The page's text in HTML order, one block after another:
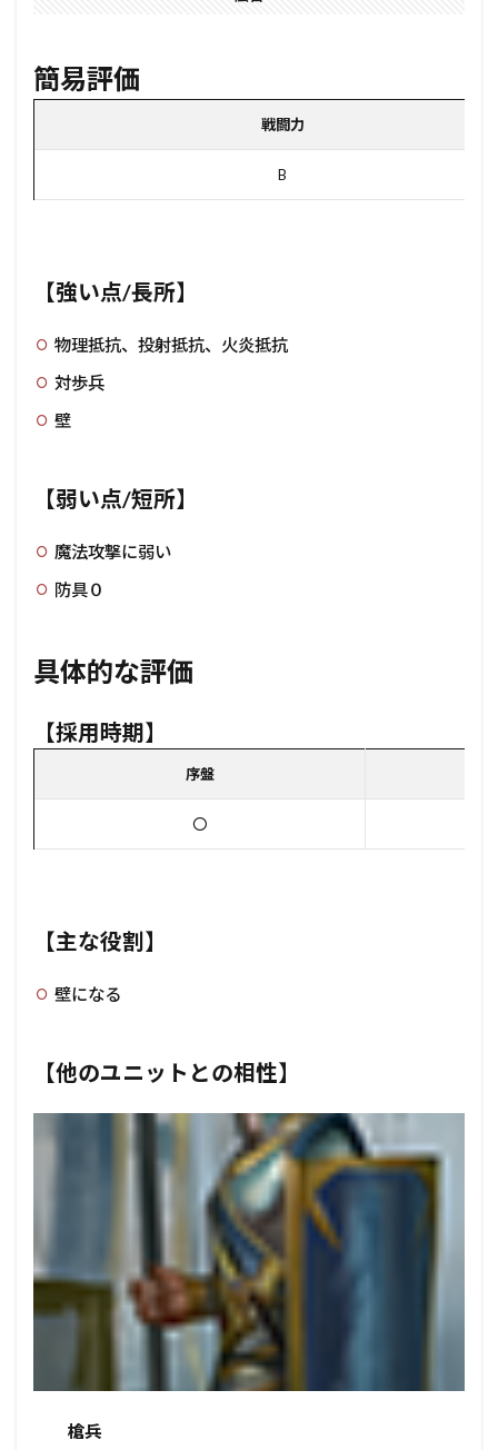
簡易評価
戦闘力
B
【強い点/長所】
物理抵抗、投射抵抗、火炎抵抗
対歩兵
壁
【弱い点/短所】
魔法攻撃に弱い
防具０
具体的な評価
【採用時期】
序盤
〇
【主な役割】
壁になる
【他のユニットとの相性】
槍兵